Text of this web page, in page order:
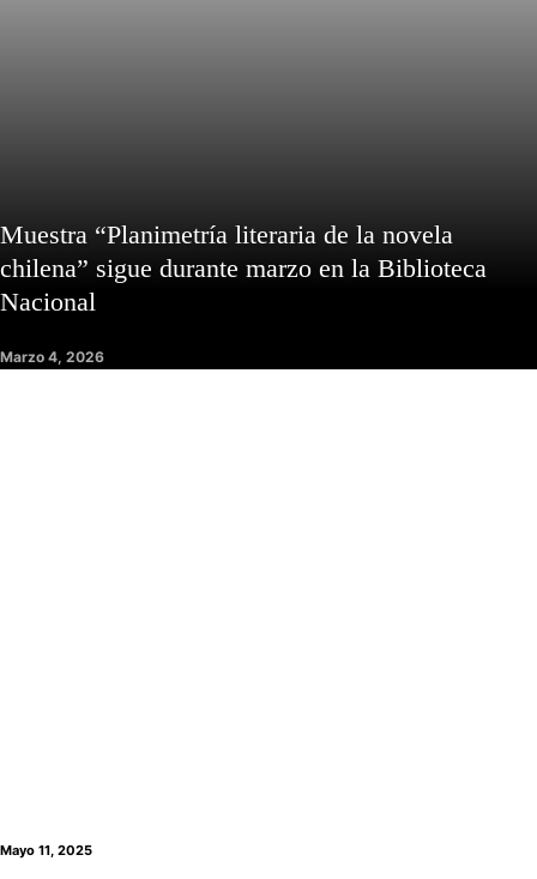
Muestra “Planimetría literaria de la novela
chilena” sigue durante marzo en la Biblioteca
Nacional
Marzo 4, 2026
Mayo 11, 2025